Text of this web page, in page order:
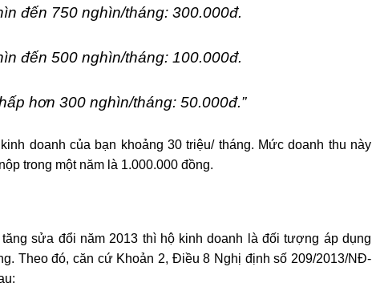
đến 750 nghìn/tháng: 300.000đ.
đến 500 nghìn/tháng: 100.000đ.
hơn 300 nghìn/tháng: 50.000đ.”
doanh của bạn khoảng 30 triệu/ tháng. Mức doanh thu này
trong một năm là 1.000.000 đồng.
sửa đổi năm 2013 thì hộ kinh doanh là đối tượng áp dụng
Theo đó, căn cứ Khoản 2, Điều 8 Nghị định số 209/2013/NĐ-